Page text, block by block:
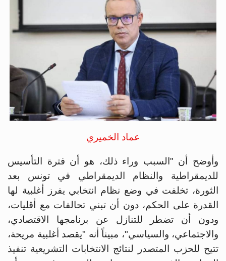
عماد الخميري
وأوضح أن "السبب وراء ذلك، هو أن فترة التأسيس
للديمقراطية والنظام الديمقراطي في تونس بعد
الثورة، تخلفت في وضع نظام انتخابي يفرز أغلبية لها
القدرة على الحكم، دون أن تبني تحالفات مع أقليات،
ودون أن تضطر للتنازل عن برنامجها الاقتصادي،
والاجتماعي، والسياسي"، مبيناً أنه "يقصد أغلبية مريحة،
تتيح للحزب المتصدر لنتائج الانتخابات التشريعية تنفيذ